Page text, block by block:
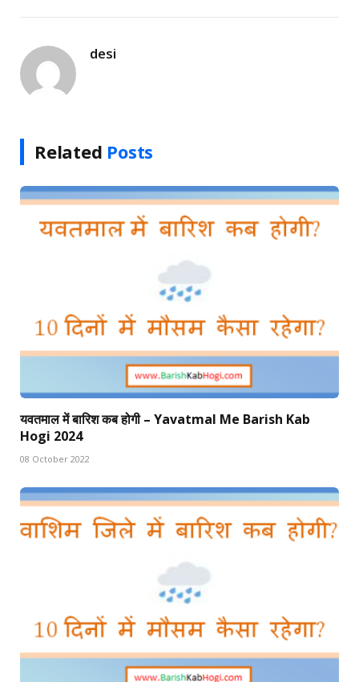
desi
Related Posts
यवतमाल में बारिश कब होगी – Yavatmal Me Barish Kab
Hogi 2024
08 October 2022